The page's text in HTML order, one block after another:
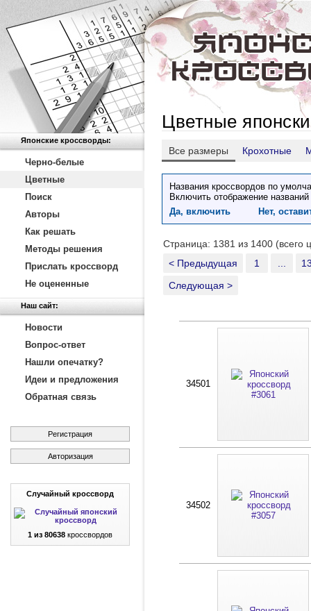
Японские кроссворды:
Черно-белые
Цветные
Поиск
Авторы
Как решать
Методы решения
Прислать кроссворд
Не оцененные
Наш сайт:
Новости
Вопрос-ответ
Нашли опечатку?
Идеи и предложения
Обратная связь
Регистрация
Авторизация
Случайный кроссворд
1 из 80638 кроссвордов
Цветные
Все размеры Крохотные
Названия кроссвордов по
Включить отображение
Да, включить
Нет,
Страница: 1381 из 1400 (всего
< Предыдущая
1
Следующая >
34501
34502